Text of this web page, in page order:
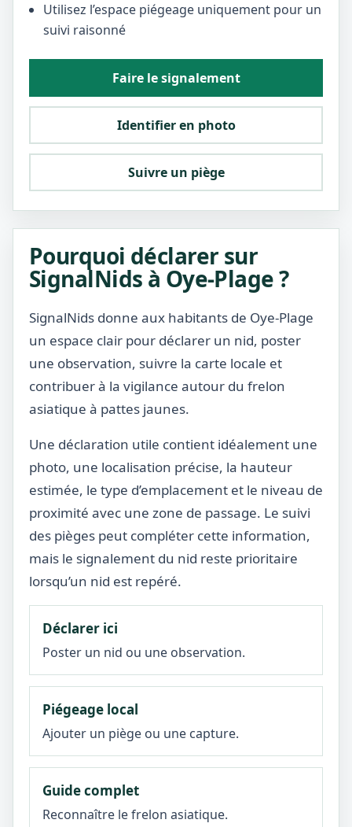
Utilisez l’espace piégeage uniquement pour un
suivi raisonné
Faire le signalement
Identifier en photo
Suivre un piège
Pourquoi déclarer sur
SignalNids à Oye-Plage ?
SignalNids donne aux habitants de Oye-Plage
un espace clair pour déclarer un nid, poster
une observation, suivre la carte locale et
contribuer à la vigilance autour du frelon
asiatique à pattes jaunes.
Une déclaration utile contient idéalement une
photo, une localisation précise, la hauteur
estimée, le type d’emplacement et le niveau de
proximité avec une zone de passage. Le suivi
des pièges peut compléter cette information,
mais le signalement du nid reste prioritaire
lorsqu’un nid est repéré.
Déclarer ici
Poster un nid ou une observation.
Piégeage local
Ajouter un piège ou une capture.
Guide complet
Reconnaître le frelon asiatique.